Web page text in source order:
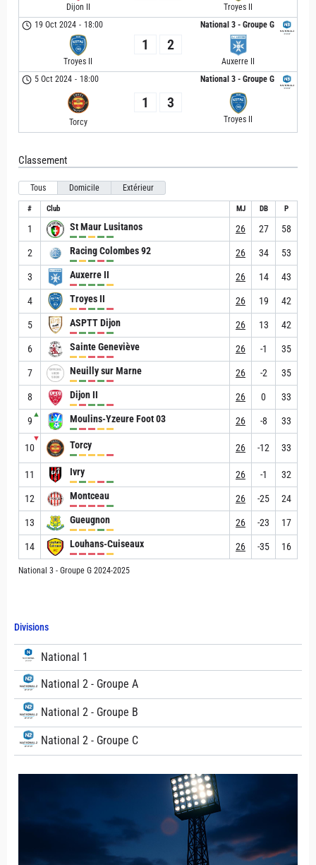
Divisions
National 1
National 2 - Groupe A
National 2 - Groupe B
National 2 - Groupe C
Dijon II
Troyes II
National 3 - Groupe G
19 Oct 2024 - 18:00
Troyes II
1 2
Auxerre II
National 3 - Groupe G
5 Oct 2024 - 18:00
Torcy
1 3
Troyes II
Classement
Tous Domicile Extérieur
# Club MJ DB P
1 St Maur Lusitanos 26 27 58
2 Racing Colombes 92 26 34 53
3 Auxerre II 26 14 43
4 Troyes II 26 19 42
5 ASPTT Dijon 26 13 42
6 Sainte Geneviève 26 -1 35
7 Neuilly sur Marne 26 -2 35
8 Dijon II 26 0 33
9
▲ Moulins-Yzeure Foot 03 26 -8 33
10
▼
Torcy 26 -12 33
11 Ivry 26 -1 32
12 Montceau 26 -25 24
13 Gueugnon 26 -23 17
14 Louhans-Cuiseaux 26 -35 16
National 3 - Groupe G 2024-2025